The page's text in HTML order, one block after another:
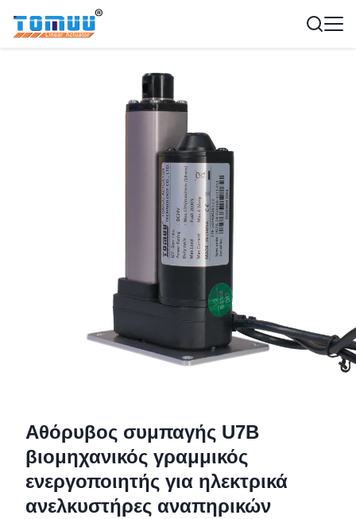
Αθόρυβος συμπαγής U7B
βιομηχανικός γραμμικός
ενεργοποιητής για ηλεκτρικά
ανελκυστήρες αναπηρικών